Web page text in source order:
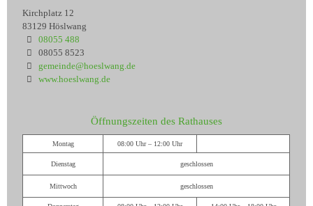
Kirchplatz 12
83129 Höslwang
08055 488
08055 8523
gemeinde@hoeslwang.de
www.hoeslwang.de
Öffnungszeiten des Rathauses
Montag 08:00 Uhr – 12:00 Uhr
Dienstag geschlossen
Mittwoch geschlossen